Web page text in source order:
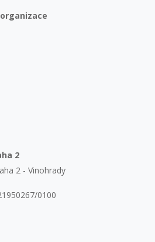
2
2 - Vinohrady
0100